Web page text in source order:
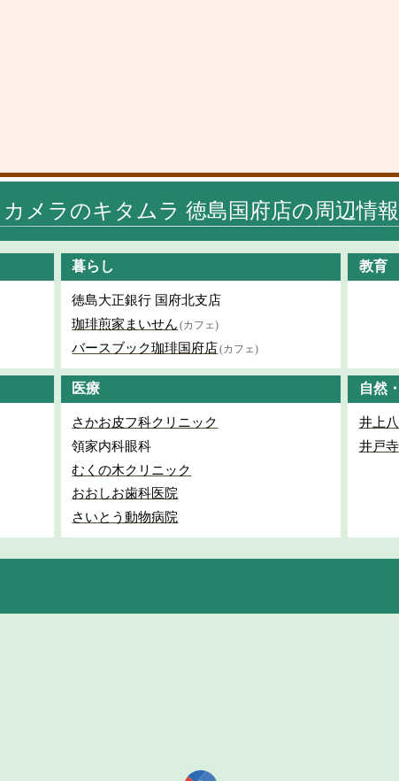
カメラのキタムラ 徳島国府店の周辺情報
暮らし
徳島大正銀行 国府北支店
珈琲煎家まいせん (カフェ)
バースブック珈琲国府店(カフェ)
教育
医療
さかお皮フ科クリニック
領家内科眼科
むくの木クリニック
おおしお歯科医院
さいとう動物病院
自然
井上
井戸寺